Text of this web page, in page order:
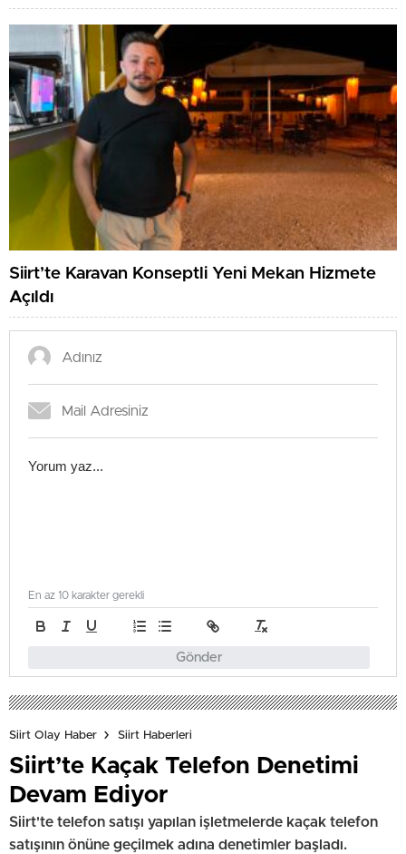
Siirt’te Karavan Konseptli Yeni Mekan Hizmete
Açıldı
Gönder
En az 10 karakter gerekli
Siirt Olay Haber Siirt Haberleri
Siirt’te Kaçak Telefon Denetimi
Devam Ediyor
Siirt'te telefon satışı yapılan işletmelerde kaçak telefon
satışının önüne geçilmek adına denetimler başladı.